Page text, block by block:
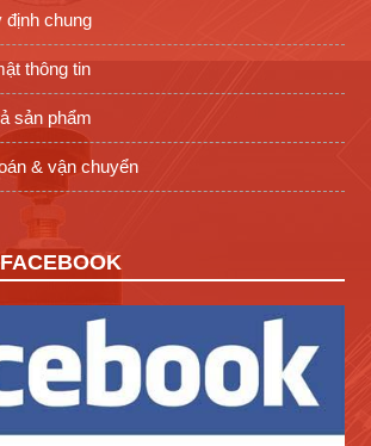
định chung
thông tin
sản phẩm
& vận chuyển